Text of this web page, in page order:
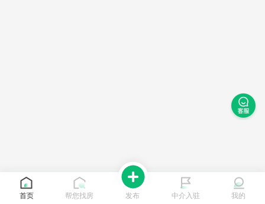
首页 帮您找房 发布 中介入驻 我的